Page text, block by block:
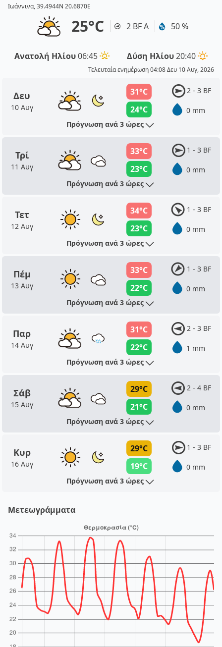
Ιωάννινα, 39.4944N 20.6870E
25°C 2 BF Α 50 %
Ανατολή Ηλίου06:45 Δύση Ηλίου20:40
Τελευταία ενημέρωση 04:08 Δευ 10 Αυγ, 2026
Δευ
10 Αυγ
31°C
24°C
2 - 3 BF
0 mm
Πρόγνωση ανά 3 ώρες
Τρί
11 Αυγ
33°C
23°C
1 - 3 BF
0 mm
Πρόγνωση ανά 3 ώρες
Τετ
12 Αυγ
34°C
23°C
1 - 3 BF
0 mm
Πρόγνωση ανά 3 ώρες
Πέμ
13 Αυγ
33°C
22°C
1 - 3 BF
0 mm
Πρόγνωση ανά 3 ώρες
Παρ
14 Αυγ
31°C
22°C
2 - 3 BF
1 mm
Πρόγνωση ανά 3 ώρες
Σάβ
15 Αυγ
29°C
21°C
2 - 4 BF
0 mm
Πρόγνωση ανά 3 ώρες
Κυρ
16 Αυγ
29°C
19°C
1 - 3 BF
0 mm
Πρόγνωση ανά 3 ώρες
Μετεωγράμματα